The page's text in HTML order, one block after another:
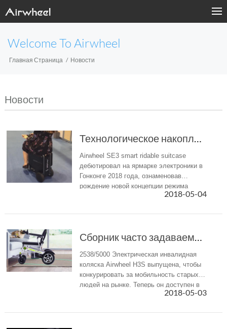
Welcome To Airwheel
Главная Страница Новости
Новости
Технологическое накопление наконец плодоносит...
Airwheel SE3 smart ridable suitcase
дебютировал на ярмарке электроники в
Гонконге 2018 года, ознаменовав
рождение новой концепции режима
путешествий, которая проникает во все
«эффективные» кон...
2018-05-04
Сборник часто задаваемых вопросов о Airwheel ...
2538/5000 Электрическая инвалидная
коляска Airwheel H3S выпущена, чтобы
конкурировать за мобильность старых
людей на рынке. Теперь он доступен в
физических и интернет-магазинах. Вот
вопроса.
2018-05-03